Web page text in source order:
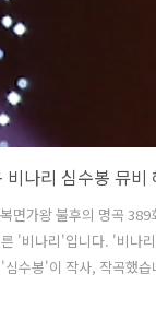
면가왕 불후의 명곡
'비나리'입니다. '비나
수봉'이 작사, 작곡했
어낸 청혼가라고 합니다.